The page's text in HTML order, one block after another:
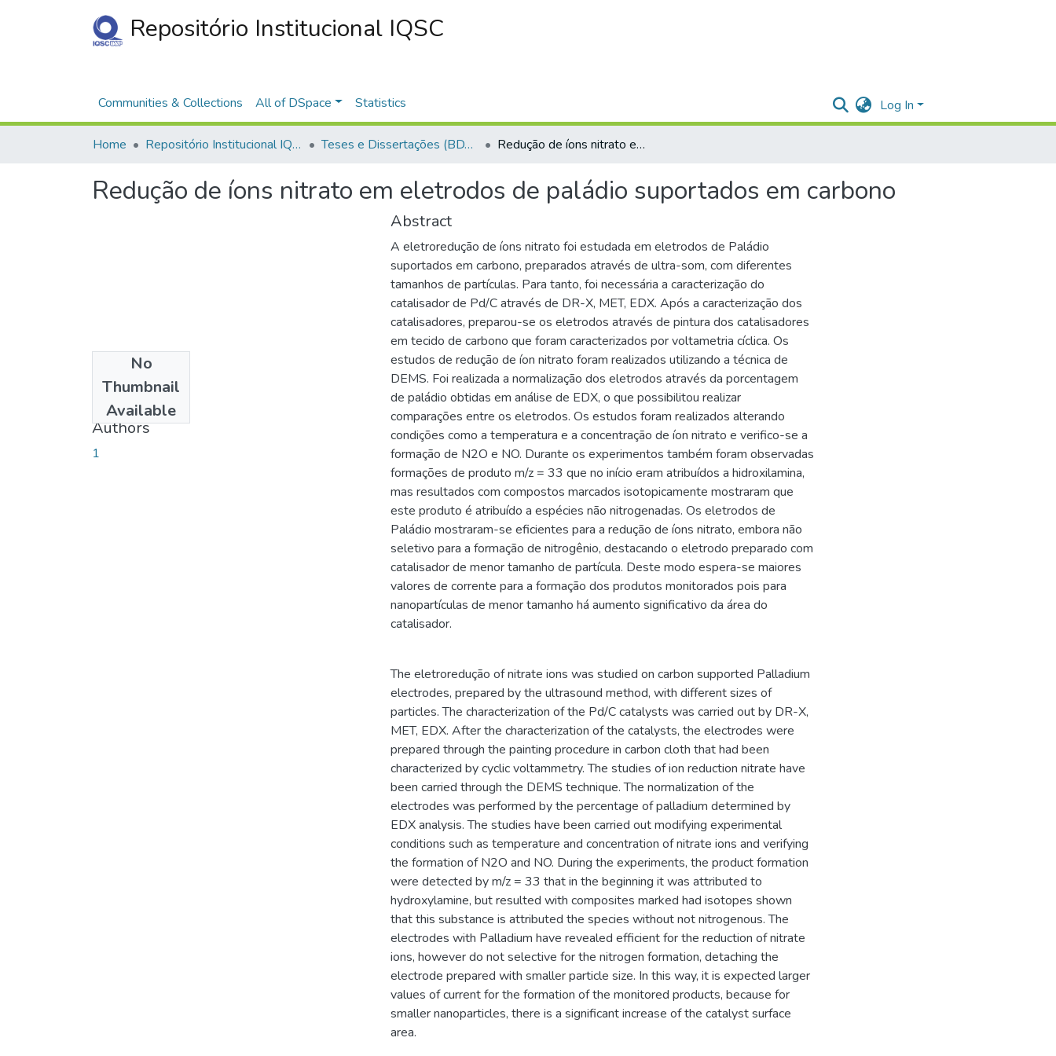
Repositório Institucional IQSC
Communities & Collections All of DSpace Statistics Log In
Home Repositório Institucional IQSC Teses e Dissertações (BDTD USP) Redução de íons nitrato em eletrodos de paládio suportados em carbono
Redução de íons nitrato em eletrodos de paládio suportados em carbono
No
Thumbnail
Available
2007-05-14
Authors
1
Abstract
A eletroredução de íons nitrato foi estudada em eletrodos de Paládio
suportados em carbono, preparados através de ultra-som, com diferentes
tamanhos de partículas. Para tanto, foi necessária a caracterização do
catalisador de Pd/C através de DR-X, MET, EDX. Após a caracterização dos
catalisadores, preparou-se os eletrodos através de pintura dos catalisadores
em tecido de carbono que foram caracterizados por voltametria cíclica. Os
estudos de redução de íon nitrato foram realizados utilizando a técnica de
DEMS. Foi realizada a normalização dos eletrodos através da porcentagem
de paládio obtidas em análise de EDX, o que possibilitou realizar
comparações entre os eletrodos. Os estudos foram realizados alterando
condições como a temperatura e a concentração de íon nitrato e verifico-se a
formação de N2O e NO. Durante os experimentos também foram observadas
formações de produto m/z = 33 que no início eram atribuídos a hidroxilamina,
mas resultados com compostos marcados isotopicamente mostraram que
este produto é atribuído a espécies não nitrogenadas. Os eletrodos de
Paládio mostraram-se eficientes para a redução de íons nitrato, embora não
seletivo para a formação de nitrogênio, destacando o eletrodo preparado com
catalisador de menor tamanho de partícula. Deste modo espera-se maiores
valores de corrente para a formação dos produtos monitorados pois para
nanopartículas de menor tamanho há aumento significativo da área do
catalisador.
The eletroredução of nitrate ions was studied on carbon supported Palladium
electrodes, prepared by the ultrasound method, with different sizes of
particles. The characterization of the Pd/C catalysts was carried out by DR-X,
MET, EDX. After the characterization of the catalysts, the electrodes were
prepared through the painting procedure in carbon cloth that had been
characterized by cyclic voltammetry. The studies of ion reduction nitrate have
been carried through the DEMS technique. The normalization of the
electrodes was performed by the percentage of palladium determined by
EDX analysis. The studies have been carried out modifying experimental
conditions such as temperature and concentration of nitrate ions and verifying
the formation of N2O and NO. During the experiments, the product formation
were detected by m/z = 33 that in the beginning it was attributed to
hydroxylamine, but resulted with composites marked had isotopes shown
that this substance is attributed the species without not nitrogenous. The
electrodes with Palladium have revealed efficient for the reduction of nitrate
ions, however do not selective for the nitrogen formation, detaching the
electrode prepared with smaller particle size. In this way, it is expected larger
values of current for the formation of the monitored products, because for
smaller nanoparticles, there is a significant increase of the catalyst surface
area.